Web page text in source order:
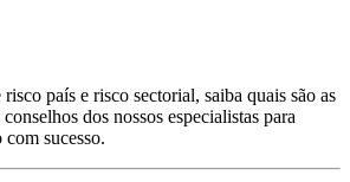
país e risco sectorial, saiba quais são as
dos nossos especialistas para
sucesso.